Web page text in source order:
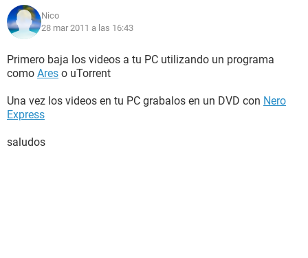
Nico
28 mar 2011 a las 16:43
Primero baja los videos a tu PC utilizando un programa
como Ares o uTorrent
Una vez los videos en tu PC grabalos en un DVD con Nero
Express
saludos